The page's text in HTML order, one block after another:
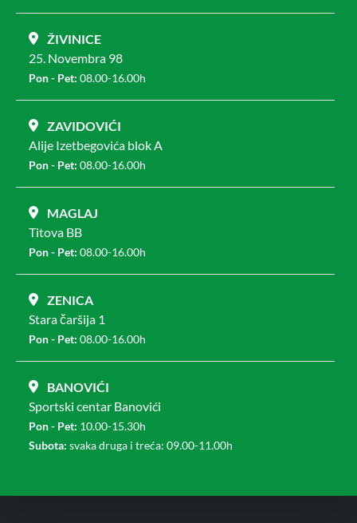
ŽIVINICE
25. Novembra 98
Pon - Pet: 08.00-16.00h
ZAVIDOVIĆI
Alije Izetbegovića blok A
Pon - Pet: 08.00-16.00h
MAGLAJ
Titova BB
Pon - Pet: 08.00-16.00h
ZENICA
Stara čaršija 1
Pon - Pet: 08.00-16.00h
BANOVIĆI
Sportski centar Banovići
Pon - Pet: 10.00-15.30h
Subota: svaka druga i treća: 09.00-11.00h